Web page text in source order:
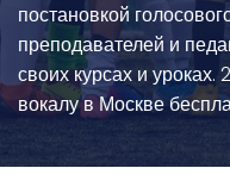
постановкой
преподавателей и
своих курсах и
вокалу в Москве